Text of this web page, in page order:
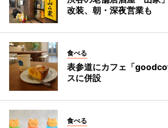
改装、朝・深夜営業も
食べる
表参道にカフェ「
スに併設
食べる